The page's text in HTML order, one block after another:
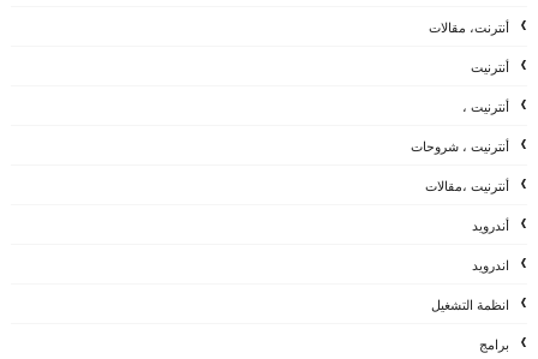
أنترنت، مقالات
أنترنيت
أنترنيت ،
أنترنيت ، شروحات
أنترنيت ،مقالات
أندرويد
اندرويد
انظمة التشغيل
برامج